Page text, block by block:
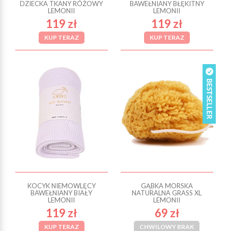
DZIECKA TKANY RÓŻOWY
LEMONII
119 zł
KUP TERAZ
BAWEŁNIANY BŁĘKITNY
LEMONII
119 zł
KUP TERAZ
KOCYK NIEMOWLĘCY
BAWEŁNIANY BIAŁY
LEMONII
119 zł
KUP TERAZ
GĄBKA MORSKA
NATURALNA GRASS XL
LEMONII
69 zł
CHWILOWY BRAK